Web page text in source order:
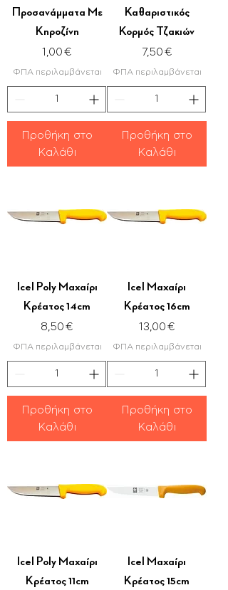
Προσανάμματα Με
Κηροζίνη
Τιμή
1,00 €
ΦΠΑ περιλαμβάνεται
Προθήκη στο
Καλάθι
Καθαριστικός
Κορμός Τζακιών
Τιμή
7,50 €
ΦΠΑ περιλαμβάνεται
Προθήκη στο
Καλάθι
Icel Poly Μαχαίρι
Κρέατος 14cm
Τιμή
8,50 €
ΦΠΑ περιλαμβάνεται
Προθήκη στο
Καλάθι
Icel Μαχαίρι
Κρέατος 16cm
Τιμή
13,00 €
ΦΠΑ περιλαμβάνεται
Προθήκη στο
Καλάθι
Icel Poly Μαχαίρι
Κρέατος 11cm
Icel Μαχαίρι
Κρέατος 15cm